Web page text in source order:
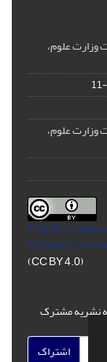
وزارت علوم،
وزارت علوم،
This Journal is
Creative
(CC BY 4.0)
نشریه مشترک
اشتراک